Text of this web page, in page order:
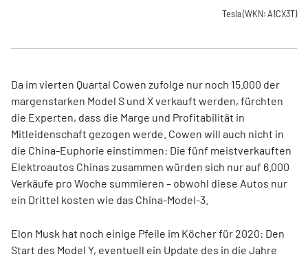
Tesla(WKN: A1CX3T)
Da im vierten Quartal Cowen zufolge nur noch 15.000 der
margenstarken Model S und X verkauft werden, fürchten
die Experten, dass die Marge und Profitabilität in
Mitleidenschaft gezogen werde. Cowen will auch nicht in
die China-Euphorie einstimmen: Die fünf meistverkauften
Elektroautos Chinas zusammen würden sich nur auf 6.000
Verkäufe pro Woche summieren – obwohl diese Autos nur
ein Drittel kosten wie das China-Model-3.
Elon Musk hat noch einige Pfeile im Köcher für 2020: Den
Start des Model Y, eventuell ein Update des in die Jahre